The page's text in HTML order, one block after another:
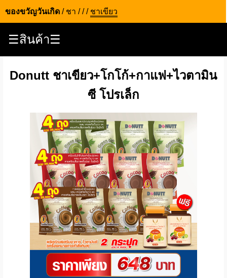
ของขวัญวันเกิด / ชา /// ชาเขียว
☰สินค้า☰
Donutt ชาเขียว+โกโก้+กาแฟ+ไวตามิน
ซี โปรเล็ก